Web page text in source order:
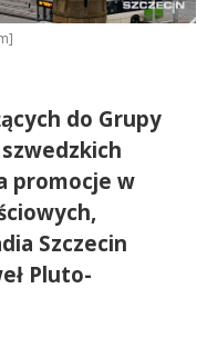
do Grupy
promocje w
Szczecin
Pluto-